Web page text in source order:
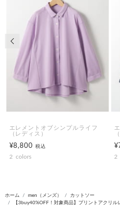
エレメントオブシンプルライフ
（レディス）
¥8,800税込
2 colors 2
前の画像
ホーム men（メンズ）
カットソー
【3buy40%OFF！対象商品】プリントアクリル